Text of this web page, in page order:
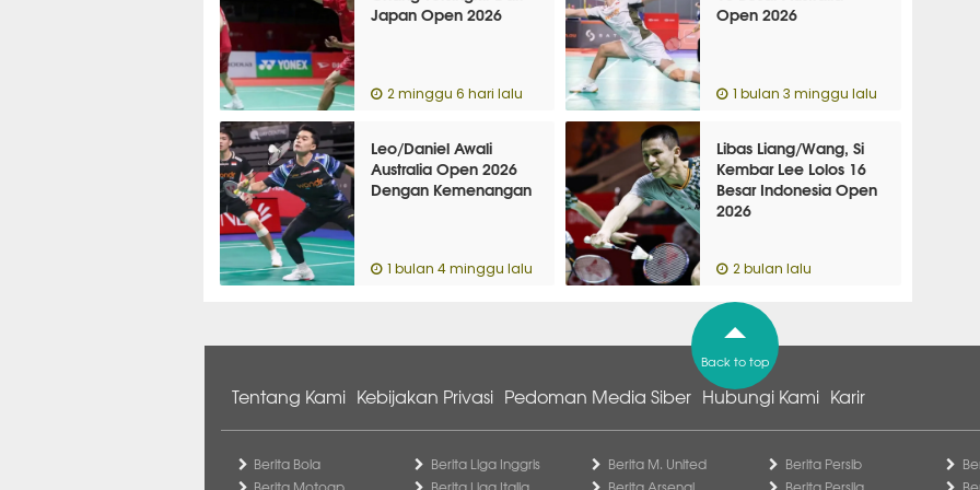
Japan Open 2026
2 minggu 6 hari lalu
Open 2026
1 bulan 3 minggu lalu
Leo/Daniel Awali
Australia Open 2026
Dengan Kemenangan
1 bulan 4 minggu lalu
Libas Liang/Wang, Si
Kembar Lee Lolos 16
Besar Indonesia Open
2026
2 bulan lalu
Back to top
Tentang Kami Kebijakan Privasi Pedoman Media Siber Hubungi Kami Karir
Berita Bola
Berita Liga Inggris
Berita M. United
Berita Persib